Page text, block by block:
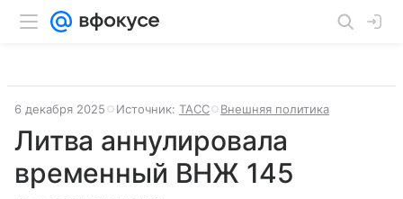
6 декабря 2025 Источник: ТАСС Внешняя политика
Литва аннулировала
временный ВНЖ 145